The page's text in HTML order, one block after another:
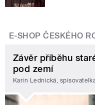
E-SHOP ČESKÉHO
Závěr příběhu
pod zemí
Karin Lednická,